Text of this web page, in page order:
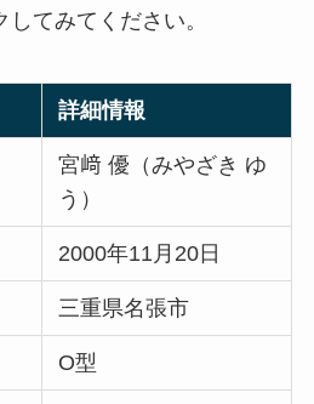
てみてください。
詳細情報
宮﨑 優（みやざき ゆ
う）
2000年11月20日
三重県名張市
O型